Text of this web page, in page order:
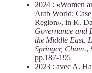
2024 : «Women
Arab World:
Region», in K.
Governance and
the Middle East.
Springer, Cham.,
pp.187-195
2023 : avec A.